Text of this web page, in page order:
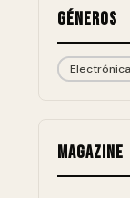
Géneros
Electrónica
Magazine